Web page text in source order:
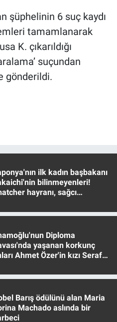
şüphelinin 6 suç kaydı
tamamlanarak
K. çıkarıldığı
suçundan
gönderildi.
ilk kadın başbakanı
bilinmeyenleri!
hayranı, sağcı
Diploma
yaşanan korkunç
Ahmet Özer'in kızı Seraf
Barış ödülünü alan Maria
Machado aslında bir